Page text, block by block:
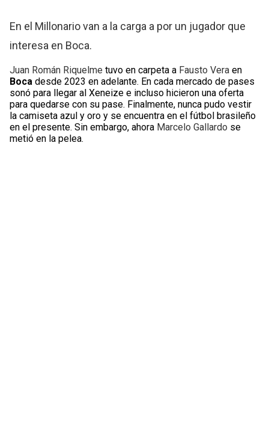
En el Millonario van a la carga a por un jugador que
interesa en Boca.
Juan Román Riquelme tuvo en carpeta a Fausto Vera en
Boca desde 2023 en adelante. En cada mercado de pases
sonó para llegar al Xeneize e incluso hicieron una oferta
para quedarse con su pase. Finalmente, nunca pudo vestir
la camiseta azul y oro y se encuentra en el fútbol brasileño
en el presente. Sin embargo, ahora Marcelo Gallardo se
metió en la pelea.